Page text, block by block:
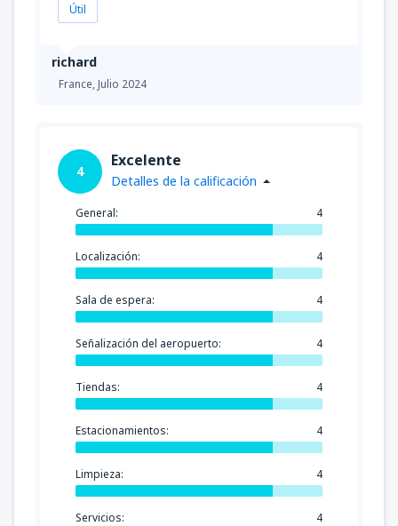
richard
France,Julio 2024
Útil
4
Excelente
Detalles de la calificación
General: 4
Localización: 4
Sala de espera: 4
Señalización del aeropuerto: 4
Tiendas: 4
Estacionamientos: 4
Limpieza: 4
Servicios: 4